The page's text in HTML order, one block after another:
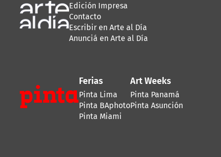
Edición Impresa
Contacto
Escribir en Arte al Día
Anunciá en Arte al Día
Ferias
Pinta Lima
Pinta BAphoto
Pinta Miami
Art Weeks
Pinta Panamá
Pinta Asunción